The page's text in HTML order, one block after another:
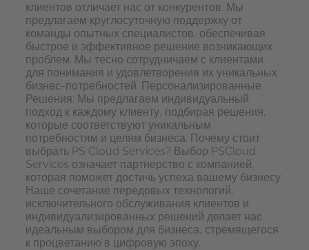
клиентов отличает нас от конкурентов. Мы
предлагаем круглосуточную поддержку от
команды опытных специалистов, обеспечивая
быстрое и эффективное решение возникающих
проблем. Мы тесно сотрудничаем с клиентами
для понимания и удовлетворения их уникальных
бизнес-потребностей. Персонализированные
Решения: Мы предлагаем индивидуальный
подход к каждому клиенту, подбирая решения,
которые соответствуют уникальным
потребностям и целям бизнеса. Почему стоит
выбрать PS Cloud Services? Выбор PSCloud
Services означает партнерство с компанией,
которая поможет достичь успеха вашему бизнесу.
Наше сочетание передовых технологий,
исключительного обслуживания клиентов и
индивидуализированных решений делает нас
идеальным выбором для бизнеса, стремящегося
к процветанию в цифровую эпоху.